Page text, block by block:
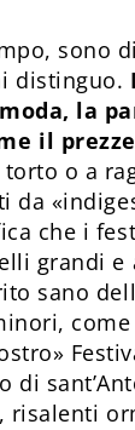
sono
distinguo.
la
il
o a
da
che i
grandi e
sano
come
di
risalenti